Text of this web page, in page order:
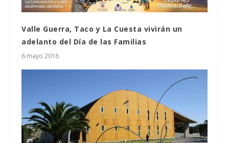
Valle Guerra, Taco y La Cuesta vivirán un
adelanto del Día de las Familias
6 mayo 2016